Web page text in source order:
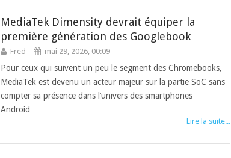
MediaTek Dimensity devrait équiper la
première génération des Googlebook
Fred mai 29, 2026, 00:09
Pour ceux qui suivent un peu le segment des Chromebooks,
MediaTek est devenu un acteur majeur sur la partie SoC sans
compter sa présence dans l’univers des smartphones
Android …
Lire la suite...